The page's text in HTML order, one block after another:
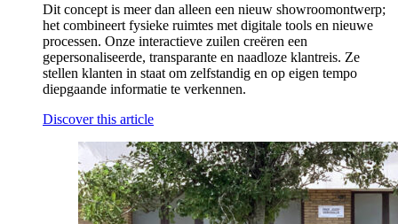
Dit concept is meer dan alleen een nieuw showroomontwerp;
het combineert fysieke ruimtes met digitale tools en nieuwe
processen. Onze interactieve zuilen creëren een
gepersonaliseerde, transparante en naadloze klantreis. Ze
stellen klanten in staat om zelfstandig en op eigen tempo
diepgaande informatie te verkennen.
Discover this article